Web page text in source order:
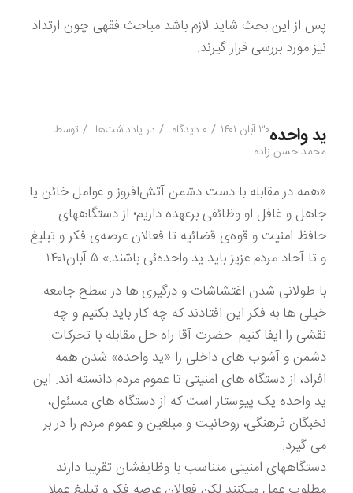
پس از این بحث شاید لازم باشد مباحث فقهی چون ارتداد
نیز مورد بررسی قرار گیرند.
ید واحده۳۰ آبان ۱۴۰۱ / ۰ دیدگاه / در یادداشت‌ها / توسط
محمد حسن زاده
«همه در مقابله با دست دشمن آتش‌افروز و عوامل خائن یا
جاهل و غافل او وظائفی برعهده داریم؛ از دستگاههای
حافظ امنیت و قوه‌ی قضائیه تا فعالان عرصه‌ی فکر و تبلیغ
و تا آحاد مردم عزیز باید ید واحده‌ئی باشند.» ۵ آبان۱۴۰۱
با طولانی شدن اغتشاشات و درگیری ها در سطح جامعه
خیلی ها به فکر این افتادند که چه کار باید بکنیم و چه
نقشی را ایفا کنیم. حضرت آقا راه حل مقابله با تحرکات
دشمن و آشوب های داخلی را «ید واحده» شدن همه
افراد، از دستگاه های امنیتی تا عموم مردم دانسته اند. این
ید واحده یک پیوستار است که از دستگاه های مسئول،
نخبگان فرهنگی، روحانیت و مبلغین و عموم مردم را در بر
می گیرد.
دستگاههای امنیتی متناسب با وظایفشان تقریبا دارند